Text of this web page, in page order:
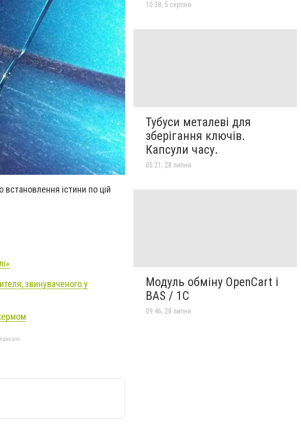
встановлення істини по цій
звинуваченого у
10:38, 5 серпня
Тубуси металеві для
зберігання ключів.
Капсули часу.
05:21, 28 липня
Модуль обміну OpenCart і
BAS / 1С
09:46, 28 липня